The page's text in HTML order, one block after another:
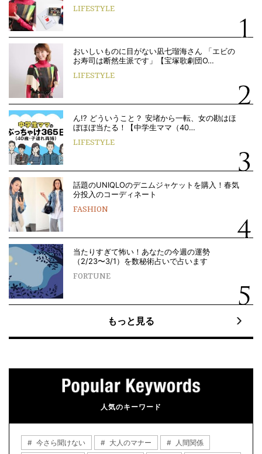
LIFESTYLE
おいしいものに目がない凪七瑠海さん 「エビの
お寿司は断然生派です」【宝塚歌劇団O…
LIFESTYLE
ん!? どういうこと？ 安堵から一転、女の勘はほ
ぼほぼ当たる！【中学生ママ（40…
LIFESTYLE
話題のUNIQLOのデニムジャケットを購入！春気
分投入のコーディネート
FASHION
当たりすぎて怖い！あなたの今週の運勢
（2/23〜3/1）を数秘術占いで占います
FORTUNE
もっと見る
人気のキーワード
今さら聞けない 大人のマナー
人間関係